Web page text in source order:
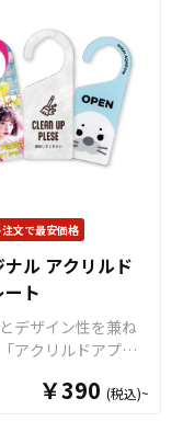
ラストも鮮やかな発
上がります。超音波
ので溶着部分にも印
、溶着部分も含めた
が可能です。イラ
ロゴを大きく印刷し
ドユーザーにアピー
イルは様々なシー
します！例えば、
舗情報やメイン商
することで、優秀
ールとなります。
ターグッズやノベ
企業・観光地PR、
学校・病院・クラブ
文で最安価格
ナル アクリルド
ート
デザイン性を兼ね
アクリルドアプレ
ます。 アクリルドア
￥390 (税込)~